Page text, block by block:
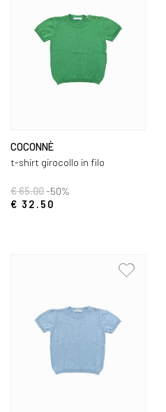
COCONNÈ
t-shirt girocollo in filo
€ 65.00-50%
€ 32.50